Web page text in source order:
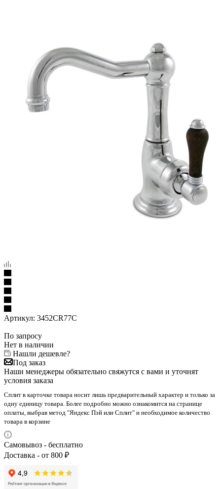
Артикул: 3452CR77C
По запросу
Нет в наличии
Нашли дешевле?
Под заказ
Наши менеджеры обязательно свяжутся с вами и уточнят
условия заказа
Сплит в карточке товара носит лишь предварительный характер и только за
одну единицу товара. Более подробно можно ознакомится на странице
оплаты, выбрав метод "Яндекс Пэй или Сплит" и необходимое количество
товара в корзине
Самовывоз - бесплатно
Доставка - от 800 ₽